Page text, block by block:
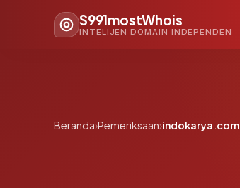
S991mostWhois
INTELIJEN DOMAIN INDEPENDEN
Beranda›Pemeriksaan›indokarya.com